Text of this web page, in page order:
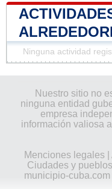
Ninguna actividad
Nuestro sitio no
ninguna entidad
empresa
información valiosa
Menciones legales
Ciudades y
municipio-